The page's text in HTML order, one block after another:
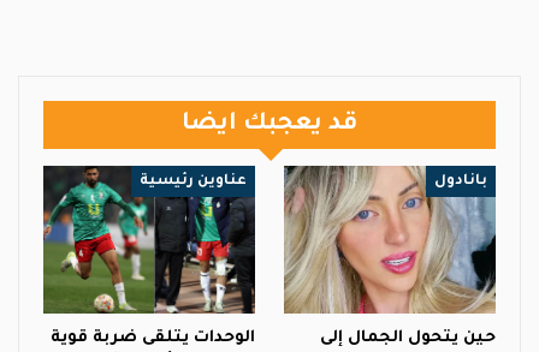
قد يعجبك ايضا
بانادول
حين يتحول الجمال إلى
عناوين رئيسية
الوحدات يتلقى ضربة قوية